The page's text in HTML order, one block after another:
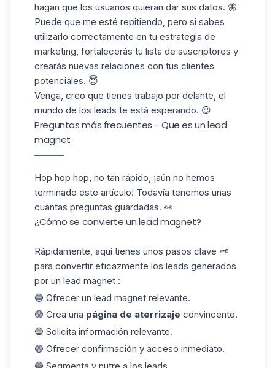
hagan que los usuarios quieran dar sus datos. 🦋
Puede que me esté repitiendo, pero si sabes
utilizarlo correctamente en tu estrategia de
marketing, fortalecerás tu lista de suscriptores y
crearás nuevas relaciones con tus clientes
potenciales. 😇
Venga, creo que tienes trabajo por delante, el
mundo de los leads te está esperando. 😉
Preguntas más frecuentes - Que es un lead
magnet
Hop hop hop, no tan rápido, ¡aún no hemos
terminado este artículo! Todavía tenemos unas
cuantas preguntas guardadas. 👀
¿Cómo se convierte un lead magnet?
Rápidamente, aquí tienes unos pasos clave 🗝️
para convertir eficazmente los leads generados
por un lead magnet :
🔵 Ofrecer un lead magnet relevante.
🟣 Crea una página de aterrizaje convincente.
🔵 Solicita información relevante.
🟣 Ofrecer confirmación y acceso inmediato.
🔵 Segmenta y nutre a los leads.